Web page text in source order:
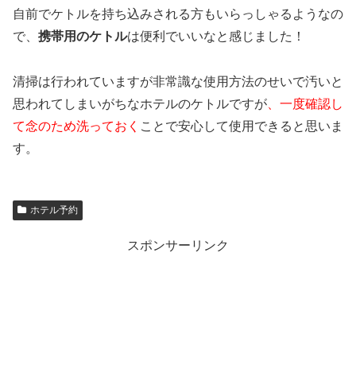
自前でケトルを持ち込みされる方もいらっしゃるようなの
で、 携帯用のケトルは便利でいいなと感じました！
清掃は行われていますが非常識な使用方法のせいで汚いと
思われてしまいがちなホテルのケトルですが 、一度確認し
て念のため洗っておく ことで安心して使用できると思いま
す。
ホテル予約
スポンサーリンク